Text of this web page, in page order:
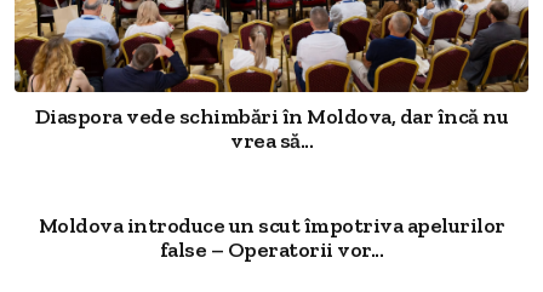
Diaspora vede schimbări în Moldova, dar încă nu
vrea să...
Moldova introduce un scut împotriva apelurilor
false – Operatorii vor...